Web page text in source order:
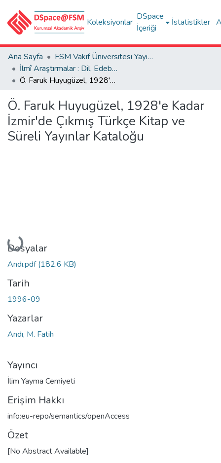
Koleksiyonlar
DSpace
İçeriği
İstatistikler
Ana Sayfa
FSM Vakıf Üniversitesi Yayınları / Publications of FSM Vakif University
İlmî Araştırmalar : Dil, Edebiyat, Tarih İncelemeleri
Ö. Faruk Huyugüzel, 1928'e Kadar İzmir'de Çıkmış Türkçe Kitap ve Süreli Yayınlar Kataloğu
Ö. Faruk Huyugüzel, 1928'e Kadar
İzmir'de Çıkmış Türkçe Kitap ve
Süreli Yayınlar Kataloğu
Yükleniyor...
Dosyalar
Andı.pdf(182.6 KB)
Tarih
1996-09
Yazarlar
Andı, M. Fatih
Yayıncı
İlim Yayma Cemiyeti
Erişim Hakkı
info:eu-repo/semantics/openAccess
Özet
[No Abstract Available]